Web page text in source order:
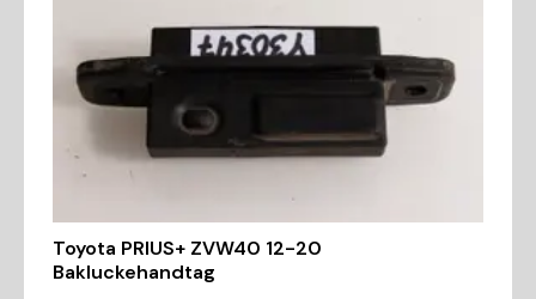
Toyota PRIUS+ ZVW40 12-20
Bakluckehandtag